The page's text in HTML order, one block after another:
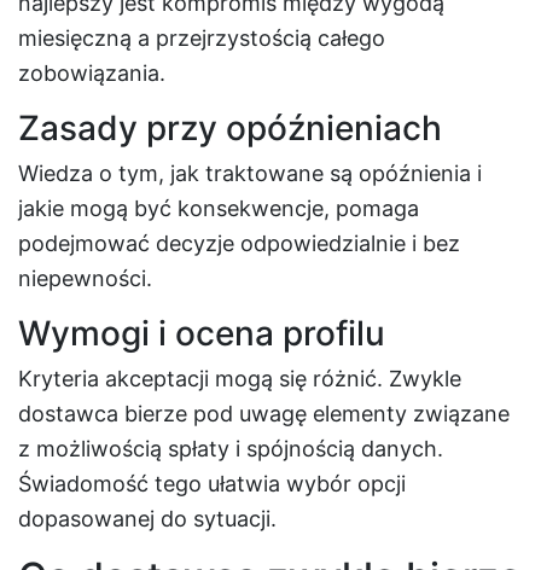
miesięczną a przejrzystością całego
zobowiązania.
Zasady przy opóźnieniach
Wiedza o tym, jak traktowane są opóźnienia i
jakie mogą być konsekwencje, pomaga
podejmować decyzje odpowiedzialnie i bez
niepewności.
Wymogi i ocena profilu
Kryteria akceptacji mogą się różnić. Zwykle
dostawca bierze pod uwagę elementy związane
z możliwością spłaty i spójnością danych.
Świadomość tego ułatwia wybór opcji
dopasowanej do sytuacji.